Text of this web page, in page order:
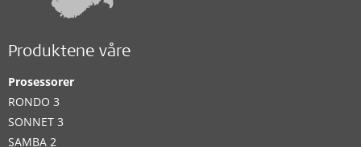
Produktene våre
Prosessorer
RONDO 3
SONNET 3
SAMBA 2